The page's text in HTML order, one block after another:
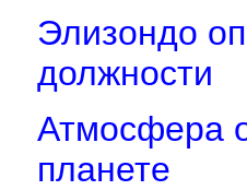
Элизондо
должности
Атмосфера
планете